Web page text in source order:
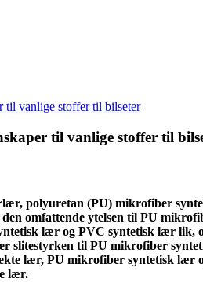
til vanlige stoffer til bilseter
til vanlige stoffer til
polyuretan (PU) mikrofiber
den omfattende ytelsen til PU
lær og PVC syntetisk lær
slitestyrken til PU mikrofiber
lær, PU mikrofiber syntetisk
lær.